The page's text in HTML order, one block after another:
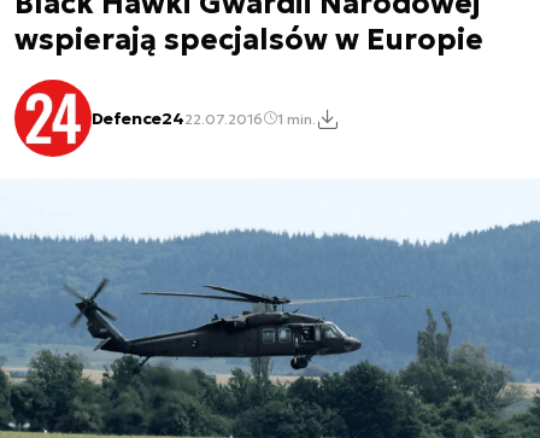
wspierają specjalsów w Europie
Defence2422.07.2016 1 min.